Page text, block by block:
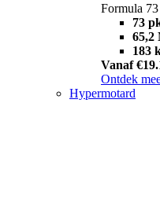
Formula 73
73
65,2
183
Vanaf
Ontdek
Hypermotard